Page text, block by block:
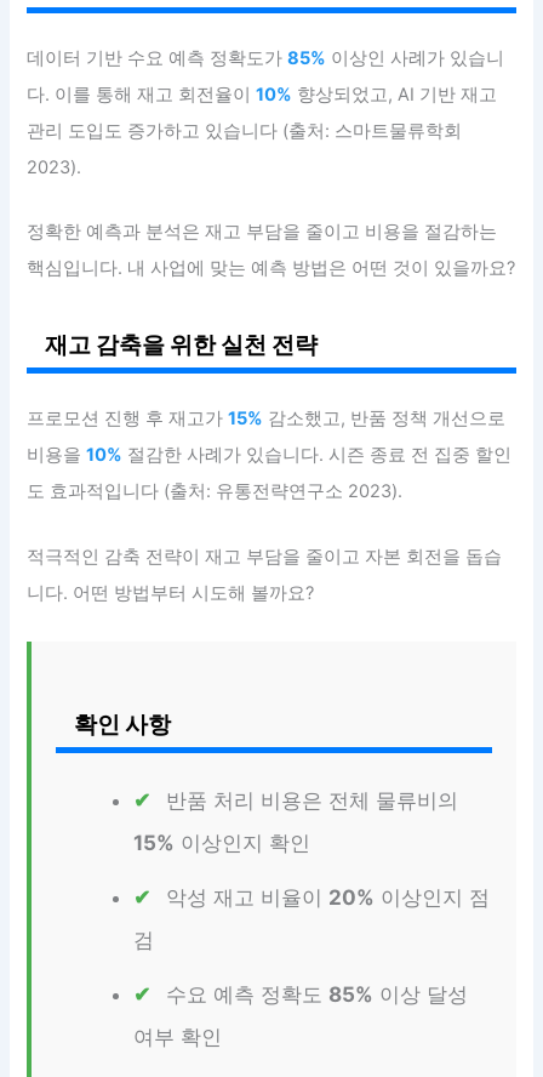
데이터 기반 수요 예측 정확도가85% 이상인 사례가 있습니
다. 이를 통해 재고 회전율이10% 향상되었고, AI 기반 재고
관리 도입도 증가하고 있습니다 (출처: 스마트물류학회
2023).
정확한 예측과 분석은 재고 부담을 줄이고 비용을 절감하는
핵심입니다. 내 사업에 맞는 예측 방법은 어떤 것이 있을까요?
재고 감축을 위한 실천 전략
프로모션 진행 후 재고가15% 감소했고, 반품 정책 개선으로
비용을10% 절감한 사례가 있습니다. 시즌 종료 전 집중 할인
도 효과적입니다 (출처: 유통전략연구소 2023).
적극적인 감축 전략이 재고 부담을 줄이고 자본 회전을 돕습
니다. 어떤 방법부터 시도해 볼까요?
확인 사항
반품 처리 비용은 전체 물류비의
15% 이상인지 확인
악성 재고 비율이 20% 이상인지 점
검
수요 예측 정확도 85% 이상 달성
여부 확인